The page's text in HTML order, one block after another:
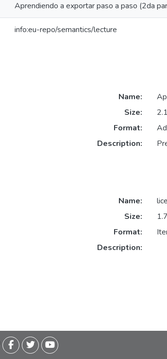
Aprendiendo a exportar paso a paso (2da
info:eu-repo/semantics/lecture
Name:
Size:
Format:
Description:
Name:
Size:
Format:
Description: